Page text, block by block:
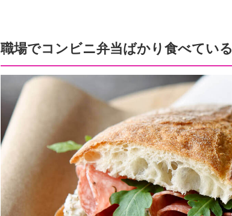
職場でコンビニ弁当ばかり食べている